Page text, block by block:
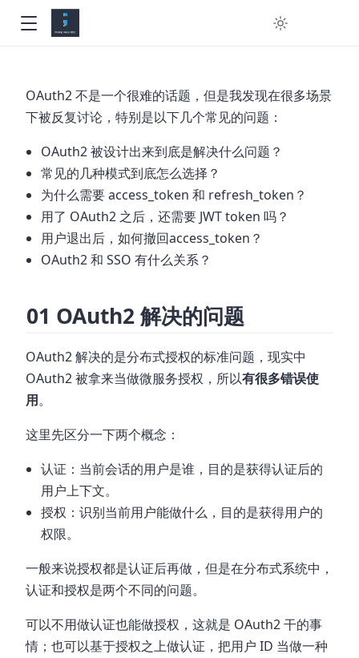
OAuth2 不是一个很难的话题，但是我发现在很多场景
下被反复讨论，特别是以下几个常见的问题：
OAuth2 被设计出来到底是解决什么问题？
常见的几种模式到底怎么选择？
为什么需要 access_token 和 refresh_token？
用了 OAuth2 之后，还需要 JWT token 吗？
用户退出后，如何撤回access_token？
OAuth2 和 SSO 有什么关系？
01 OAuth2 解决的问题
OAuth2 解决的是分布式授权的标准问题，现实中
OAuth2 被拿来当做微服务授权，所以有很多错误使
用。
这里先区分一下两个概念：
认证：当前会话的用户是谁，目的是获得认证后的
用户上下文。
授权：识别当前用户能做什么，目的是获得用户的
权限。
一般来说授权都是认证后再做，但是在分布式系统中，
认证和授权是两个不同的问题。
可以不用做认证也能做授权，这就是 OAuth2 干的事
情；也可以基于授权之上做认证，把用户 ID 当做一种